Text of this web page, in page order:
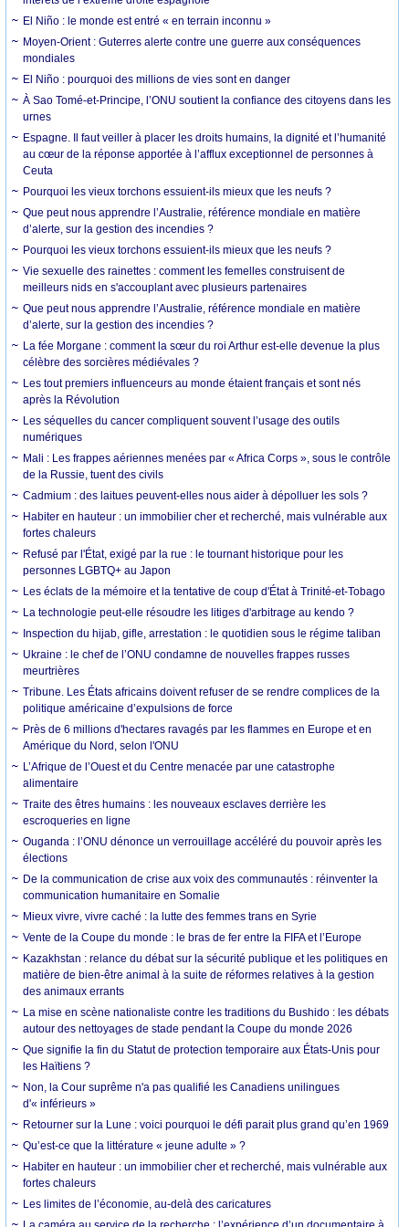
El Niño : le monde est entré « en terrain inconnu »
Moyen-Orient : Guterres alerte contre une guerre aux conséquences
mondiales
El Niño : pourquoi des millions de vies sont en danger
À Sao Tomé-et-Principe, l’ONU soutient la confiance des citoyens dans les
urnes
Espagne. Il faut veiller à placer les droits humains, la dignité et l’humanité
au cœur de la réponse apportée à l’afflux exceptionnel de personnes à
Ceuta
Pourquoi les vieux torchons essuient-ils mieux que les neufs ?
Que peut nous apprendre l’Australie, référence mondiale en matière
d’alerte, sur la gestion des incendies ?
Pourquoi les vieux torchons essuient-ils mieux que les neufs ?
Vie sexuelle des rainettes : comment les femelles construisent de
meilleurs nids en s'accouplant avec plusieurs partenaires
Que peut nous apprendre l’Australie, référence mondiale en matière
d’alerte, sur la gestion des incendies ?
La fée Morgane : comment la sœur du roi Arthur est-elle devenue la plus
célèbre des sorcières médiévales ?
Les tout premiers influenceurs au monde étaient français et sont nés
après la Révolution
Les séquelles du cancer compliquent souvent l’usage des outils
numériques
Mali : Les frappes aériennes menées par « Africa Corps », sous le contrôle
de la Russie, tuent des civils
Cadmium : des laitues peuvent-elles nous aider à dépolluer les sols ?
Habiter en hauteur : un immobilier cher et recherché, mais vulnérable aux
fortes chaleurs
Refusé par l'État, exigé par la rue : le tournant historique pour les
personnes LGBTQ+ au Japon
Les éclats de la mémoire et la tentative de coup d'État à Trinité-et-Tobago
La technologie peut-elle résoudre les litiges d'arbitrage au kendo ?
Inspection du hijab, gifle, arrestation : le quotidien sous le régime taliban
Ukraine : le chef de l’ONU condamne de nouvelles frappes russes
meurtrières
Tribune. Les États africains doivent refuser de se rendre complices de la
politique américaine d’expulsions de force
Près de 6 millions d'hectares ravagés par les flammes en Europe et en
Amérique du Nord, selon l'ONU
L’Afrique de l’Ouest et du Centre menacée par une catastrophe
alimentaire
Traite des êtres humains : les nouveaux esclaves derrière les
escroqueries en ligne
Ouganda : l’ONU dénonce un verrouillage accéléré du pouvoir après les
élections
De la communication de crise aux voix des communautés : réinventer la
communication humanitaire en Somalie
Mieux vivre, vivre caché : la lutte des femmes trans en Syrie
Vente de la Coupe du monde : le bras de fer entre la FIFA et l’Europe
Kazakhstan : relance du débat sur la sécurité publique et les politiques en
matière de bien-être animal à la suite de réformes relatives à la gestion
des animaux errants
La mise en scène nationaliste contre les traditions du Bushido : les débats
autour des nettoyages de stade pendant la Coupe du monde 2026
Que signifie la fin du Statut de protection temporaire aux États-Unis pour
les Haïtiens ?
Non, la Cour suprême n'a pas qualifié les Canadiens unilingues
d'« inférieurs »
Retourner sur la Lune : voici pourquoi le défi parait plus grand qu’en 1969
Qu’est-ce que la littérature « jeune adulte » ?
Habiter en hauteur : un immobilier cher et recherché, mais vulnérable aux
fortes chaleurs
Les limites de l’économie, au-delà des caricatures